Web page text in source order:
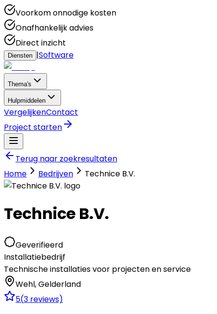
Voorkom onnodige kosten
Onafhankelijk advies
Direct inzicht
Diensten |Software
Thema's
Hulpmiddelen
VergelijkenContact
Project starten
Terug naar zoekresultaten
Home
Bedrijven Technice B.V.
Technice B.V.
Geverifieerd
Installatiebedrijf
Technische installaties voor projecten en service
Wehl,Gelderland
5(3 reviews)